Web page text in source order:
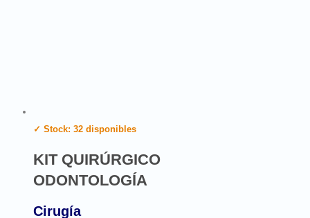
✓ Stock: 32 disponibles
KIT QUIRÚRGICO
ODONTOLOGÍA
Cirugía